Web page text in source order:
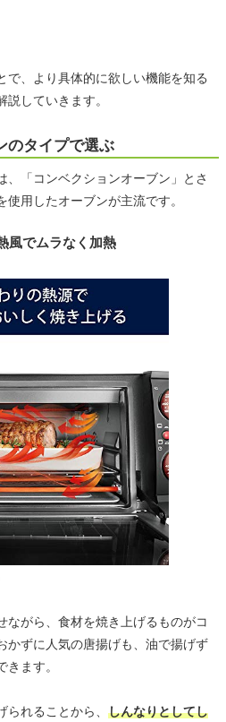
で、より具体的に欲しい機能を知る
していきます。
のタイプで選ぶ
、「コンベクションオーブン」とさ
用したオーブンが主流です。
風でムラなく加熱
ながら、食材を焼き上げるものがコ
かずに人気の唐揚げも、油で揚げず
ます。
られることから、 しんなりとしてし